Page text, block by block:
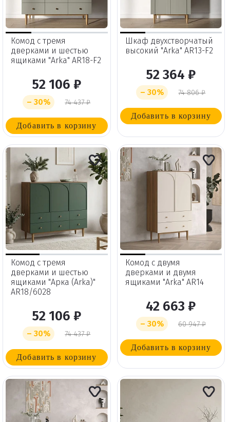
Комод с тремя
дверками и шестью
ящиками "Arka" AR18-F2
52 106 ₽
– 30% 74 437 ₽
Добавить в корзину
Шкаф двухстворчатый
высокий "Arka" AR13-F2
52 364 ₽
– 30% 74 806 ₽
Добавить в корзину
Комод с тремя
дверками и шестью
ящиками "Арка (Arka)"
AR18/6028
52 106 ₽
– 30% 74 437 ₽
Добавить в корзину
Комод с двумя
дверками и двумя
ящиками "Arka" AR14
42 663 ₽
– 30% 60 947 ₽
Добавить в корзину
Удаление
товаров
Вы точно хотите удалить
товар из корзины?